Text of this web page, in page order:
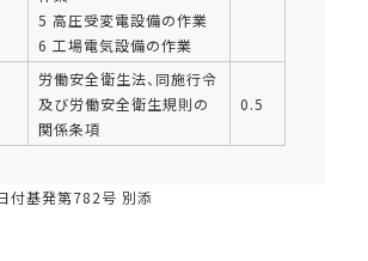
5 高圧受変電設備の作業
6 工場電気設備の作業
労働安全衛生法、同施行令
及び労働安全衛生規則の
関係条項
0.5
付基発第782号 別添